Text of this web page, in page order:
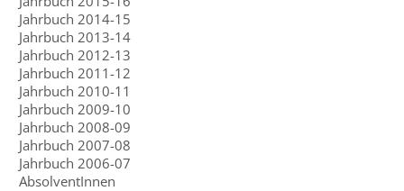
Jahrbuch 2014-15
Jahrbuch 2013-14
Jahrbuch 2012-13
Jahrbuch 2011-12
Jahrbuch 2010-11
Jahrbuch 2009-10
Jahrbuch 2008-09
Jahrbuch 2007-08
Jahrbuch 2006-07
AbsolventInnen